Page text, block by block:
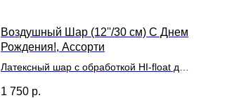
Воздушный Шар (12''/30 см) С Днем
Рождения!, Ассорти
Латексный шар с обработкой HI-float для
1 750 р.